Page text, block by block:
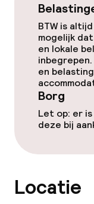
Bar
Eet- en
BTW is
mogelijk
en lokale
en
Borg
Let op: er
deze bij
Locatie